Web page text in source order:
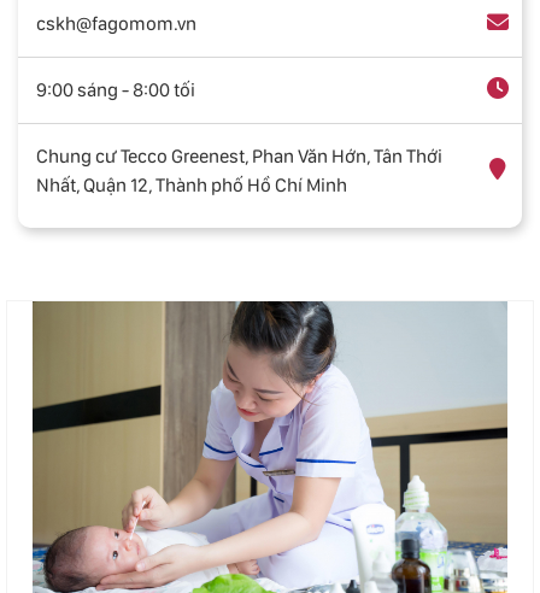
cskh@fagomom.vn
9:00 sáng - 8:00 tối
Chung cư Tecco Greenest, Phan Văn Hớn, Tân Thới
Nhất, Quận 12, Thành phố Hồ Chí Minh